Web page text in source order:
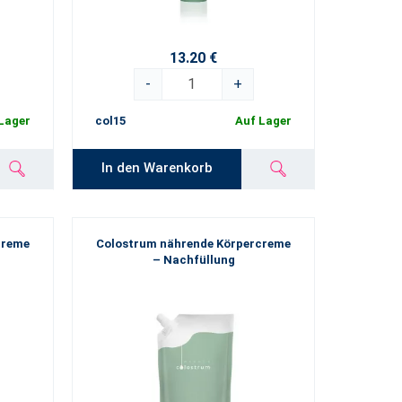
13.20 €
-
+
col15 Auf Lager
In den Warenkorb
Colostrum nährende Körpercreme
– Nachfüllung